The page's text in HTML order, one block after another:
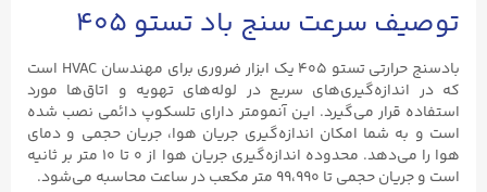
توصیف سرعت سنج باد تستو ۴۰۵
بادسنج حرارتی تستو ۴۰۵ یک ابزار ضروری برای مهندسان HVAC است
که در اندازه‌گیری‌های سریع در لوله‌های تهویه و اتاق‌ها مورد
استفاده قرار می‌گیرد. این آنمومتر دارای تلسکوپ دائمی نصب شده
است و به شما امکان اندازه‌گیری جریان هوا، جریان حجمی و دمای
هوا را می‌دهد. محدوده اندازه‌گیری جریان هوا از ۰ تا ۱۰ متر بر ثانیه
است و جریان حجمی تا ۹۹،۹۹۰ متر مکعب در ساعت محاسبه می‌شود.